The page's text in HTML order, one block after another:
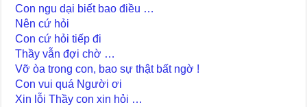
Con ngu dại biết bao điều …
Nên cứ hỏi
Con cứ hỏi tiếp đi
Thầy vẫn đợi chờ …
Vỡ òa trong con, bao sự thật bất ngờ !
Con vui quá Người ơi
Xin lỗi Thầy con xin hỏi …